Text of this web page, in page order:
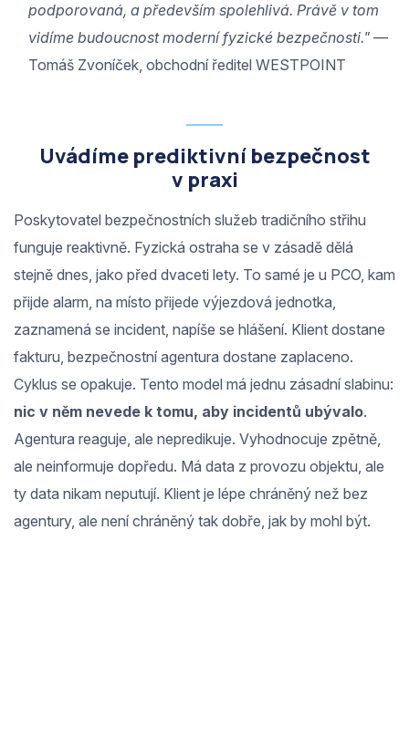
podporovaná, a především spolehlivá. Právě v tom
vidíme budoucnost moderní fyzické bezpečnosti." —
Tomáš Zvoníček, obchodní ředitel WESTPOINT
Uvádíme prediktivní bezpečnost
v praxi
Poskytovatel bezpečnostních služeb tradičního střihu
funguje reaktivně. Fyzická ostraha se v zásadě dělá
stejně dnes, jako před dvaceti lety. To samé je u PCO, kam
přijde alarm, na místo přijede výjezdová jednotka,
zaznamená se incident, napíše se hlášení. Klient dostane
fakturu, bezpečnostní agentura dostane zaplaceno.
Cyklus se opakuje. Tento model má jednu zásadní slabinu:
nic v něm nevede k tomu, aby incidentů ubývalo.
Agentura reaguje, ale nepredikuje. Vyhodnocuje zpětně,
ale neinformuje dopředu. Má data z provozu objektu, ale
ty data nikam neputují. Klient je lépe chráněný než bez
agentury, ale není chráněný tak dobře, jak by mohl být.